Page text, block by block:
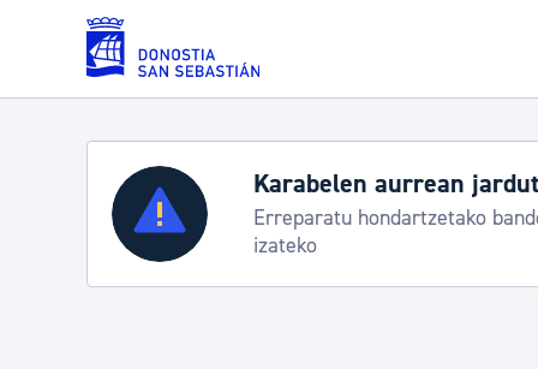
Eduki nagusira joan
Zerbitzuak
Errolda eta gai pertsonalak
Karabelen aurrean
Erreparatu hondartzetako
izateko